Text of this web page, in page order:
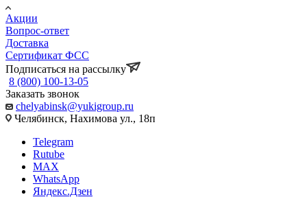
Акции
Вопрос-ответ
Доставка
Сертификат ФСС
Подписаться на рассылку
8 (800) 100-13-05
Заказать звонок
chelyabinsk@yukigroup.ru
Челябинск, Нахимова ул., 18п
Telegram
Rutube
MAX
WhatsApp
Яндекс.Дзен